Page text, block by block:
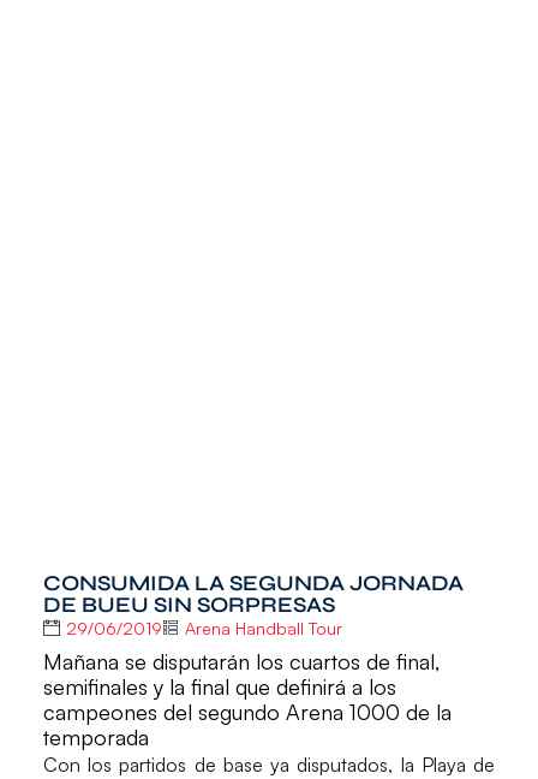
CONSUMIDA LA SEGUNDA JORNADA
DE BUEU SIN SORPRESAS
29/06/2019 Arena Handball Tour
Mañana se disputarán los cuartos de final,
semifinales y la final que definirá a los
campeones del segundo Arena 1000 de la
temporada
Con los partidos de base ya disputados, la Playa de